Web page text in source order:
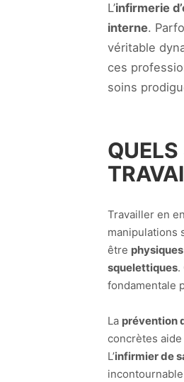
L’infirmerie
interne.
véritable
ces
soins
Travailler en
manipulations
être physiques
squelettiques.
fondamentale
La prévention
concrètes
L’infirmier de